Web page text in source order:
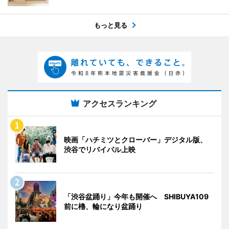
もっと見る
アクセスランキング
映画「ハチミツとクローバー」デジタル版、
渋谷でリバイバル上映
「渋谷盆踊り」今年も開催へ SHIBUYA109
前に櫓、輪になり盆踊り